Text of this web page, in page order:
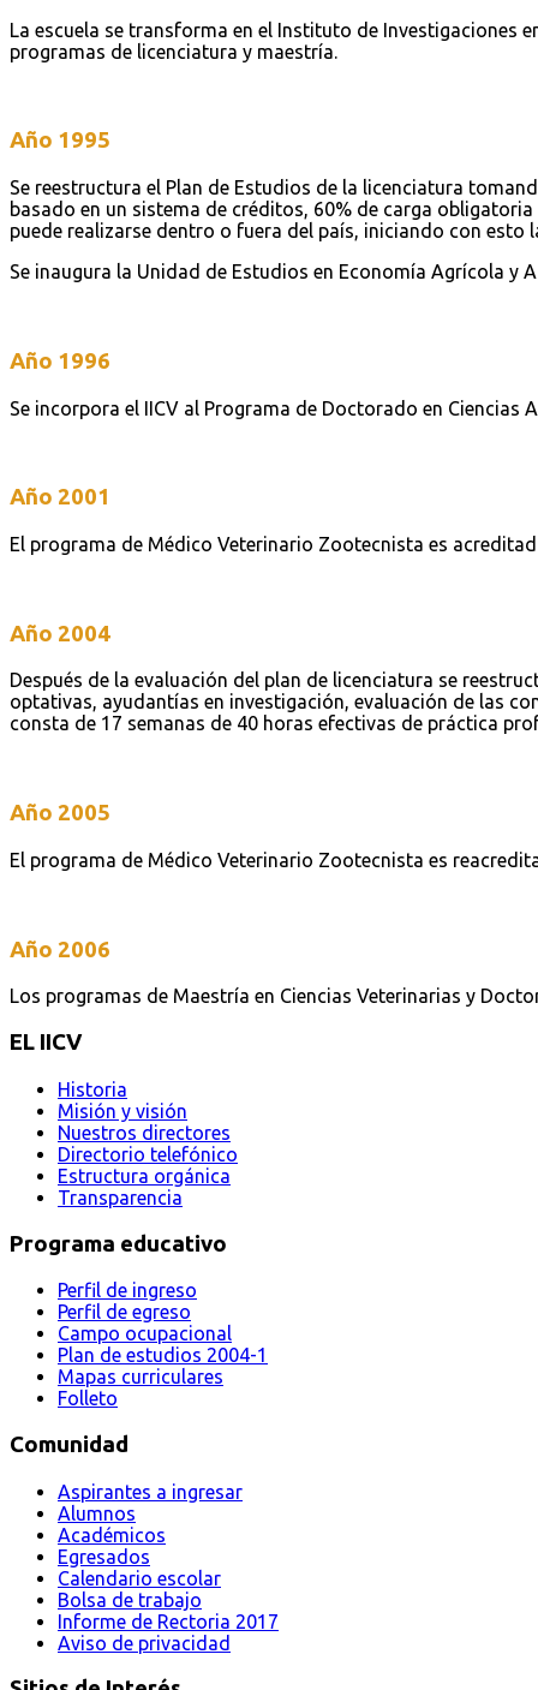
La escuela se transforma en el Instituto de Investigaciones
programas de licenciatura y maestría.
Año 1995
Se reestructura el Plan de Estudios de la licenciatura
basado en un sistema de créditos, 60% de carga
puede realizarse dentro o fuera del país, iniciando con esto
Se inaugura la Unidad de Estudios en Economía Agrícola y
Año 1996
Se incorpora el IICV al Programa de Doctorado en
Año 2001
El programa de Médico Veterinario Zootecnista es
Año 2004
Después de la evaluación del plan de licenciatura se
optativas, ayudantías en investigación, evaluación de las
consta de 17 semanas de 40 horas efectivas de práctica
Año 2005
El programa de Médico Veterinario Zootecnista es
Año 2006
Los programas de Maestría en Ciencias Veterinarias y
EL IICV
Historia
Misión y visión
Nuestros directores
Directorio telefónico
Estructura orgánica
Transparencia
Programa educativo
Perfil de ingreso
Perfil de egreso
Campo ocupacional
Plan de estudios 2004-1
Mapas curriculares
Folleto
Comunidad
Aspirantes a ingresar
Alumnos
Académicos
Egresados
Calendario escolar
Bolsa de trabajo
Informe de Rectoria 2017
Aviso de privacidad